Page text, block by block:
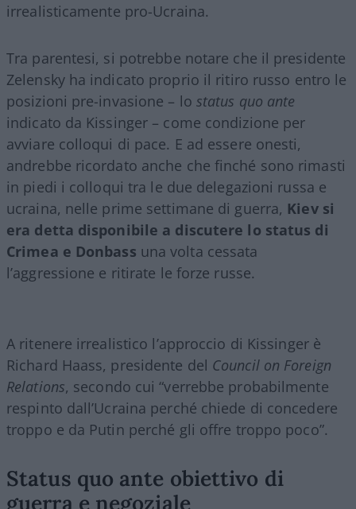
irrealisticamente pro-Ucraina.
Tra parentesi, si potrebbe notare che il presidente
Zelensky ha indicato proprio il ritiro russo entro le
posizioni pre-invasione – lo status quo ante
indicato da Kissinger – come condizione per
avviare colloqui di pace. E ad essere onesti,
andrebbe ricordato anche che finché sono rimasti
in piedi i colloqui tra le due delegazioni russa e
ucraina, nelle prime settimane di guerra, Kiev si
era detta disponibile a discutere lo status di
Crimea e Donbass una volta cessata
l’aggressione e ritirate le forze russe.
A ritenere irrealistico l’approccio di Kissinger è
Richard Haass, presidente del Council on Foreign
Relations, secondo cui “verrebbe probabilmente
respinto dall’Ucraina perché chiede di concedere
troppo e da Putin perché gli offre troppo poco”.
Status quo ante obiettivo di
guerra e negoziale